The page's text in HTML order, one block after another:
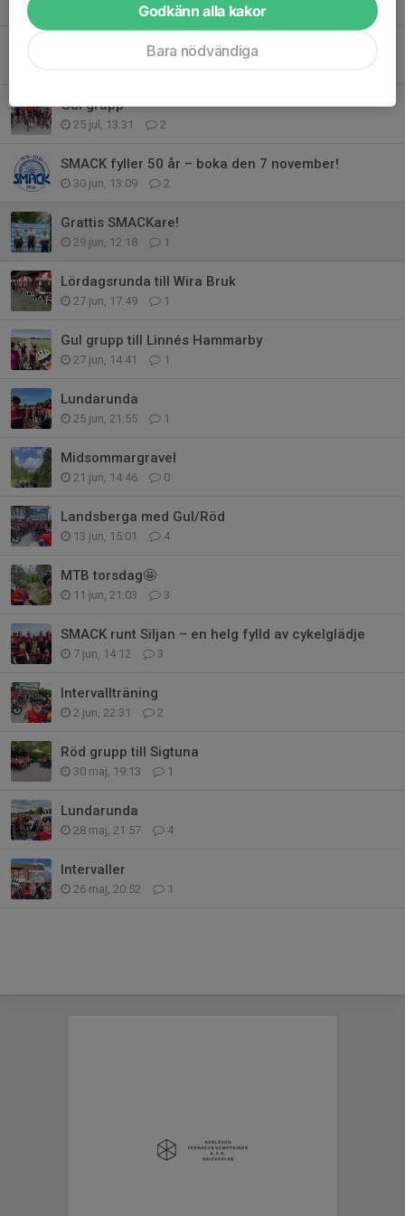
1 augusti Wira Bruk (Röd Grupp)
Gul grupp
25 jul, 13:31 2
SMACK fyller 50 år – boka den 7 november!
30 jun, 13:09 2
Grattis SMACKare!
29 jun, 12:18 1
Lördagsrunda till Wira Bruk
27 jun, 17:49 1
Gul grupp till Linnés Hammarby
27 jun, 14:41 1
Lundarunda
25 jun, 21:55 1
Midsommargravel
21 jun, 14:46 0
Landsberga med Gul/Röd
13 jun, 15:01 4
MTB torsdag🤩
11 jun, 21:03 3
SMACK runt Siljan – en helg fylld av cykelglädje
7 jun, 14:12 3
Intervallträning
2 jun, 22:31 2
Röd grupp till Sigtuna
30 maj, 19:13 1
Lundarunda
28 maj, 21:57 4
Intervaller
26 maj, 20:52 1
Godkänn alla kakor
Bara nödvändiga